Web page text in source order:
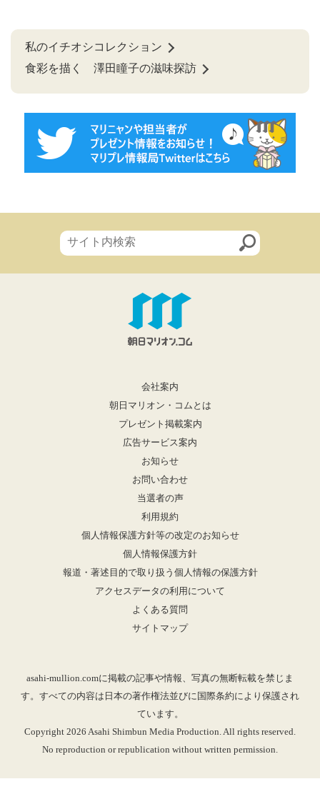
私のイチオシコレクション
食彩を描く 澤田瞳子の滋味探訪
会社案内
朝日マリオン・コムとは
プレゼント掲載案内
広告サービス案内
お知らせ
お問い合わせ
当選者の声
利用規約
個人情報保護方針等の改定のお知らせ
個人情報保護方針
報道・著述目的で取り扱う個人情報の保護方針
アクセスデータの利用について
よくある質問
サイトマップ
asahi-mullion.comに掲載の記事や情報、写真の無断転載を禁じま
す。すべての内容は日本の著作権法並びに国際条約により保護され
ています。
Copyright 2026 Asahi Shimbun Media Production. All rights reserved.
No reproduction or republication without written permission.